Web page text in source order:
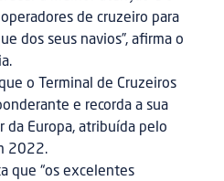
de cruzeiro para
dos seus navios”, afirma o
o Terminal de Cruzeiros
e recorda a sua
da Europa, atribuída pelo
2022.
que “os excelentes